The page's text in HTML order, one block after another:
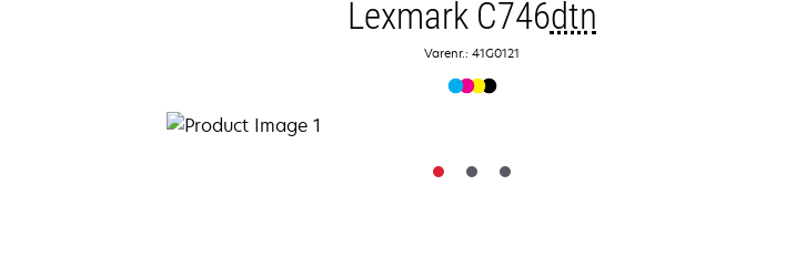
Lexmark C746dtn
Varenr.: 41G0121